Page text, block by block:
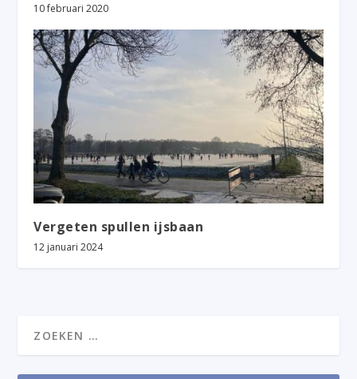
10 februari 2020
Vergeten spullen ijsbaan
12 januari 2024